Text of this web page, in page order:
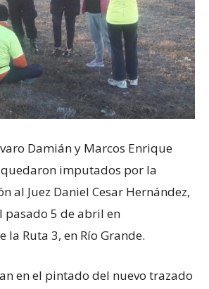
Damián y Marcos Enrique
quedaron imputados por la
al Juez Daniel Cesar Hernández,
pasado 5 de abril en
la Ruta 3, en Río Grande.
en el pintado del nuevo trazado